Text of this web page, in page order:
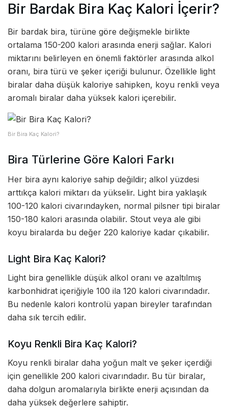
Bir Bardak Bira Kaç Kalori İçerir?
Bir bardak bira, türüne göre değişmekle birlikte
ortalama 150-200 kalori arasında enerji sağlar. Kalori
miktarını belirleyen en önemli faktörler arasında alkol
oranı, bira türü ve şeker içeriği bulunur. Özellikle light
biralar daha düşük kaloriye sahipken, koyu renkli veya
aromalı biralar daha yüksek kalori içerebilir.
Bir Bira Kaç Kalori?
Bira Türlerine Göre Kalori Farkı
Her bira aynı kaloriye sahip değildir; alkol yüzdesi
arttıkça kalori miktarı da yükselir. Light bira yaklaşık
100-120 kalori civarındayken, normal pilsner tipi biralar
150-180 kalori arasında olabilir. Stout veya ale gibi
koyu biralarda bu değer 220 kaloriye kadar çıkabilir.
Light Bira Kaç Kalori?
Light bira genellikle düşük alkol oranı ve azaltılmış
karbonhidrat içeriğiyle 100 ila 120 kalori civarındadır.
Bu nedenle kalori kontrolü yapan bireyler tarafından
daha sık tercih edilir.
Koyu Renkli Bira Kaç Kalori?
Koyu renkli biralar daha yoğun malt ve şeker içerdiği
için genellikle 200 kalori civarındadır. Bu tür biralar,
daha dolgun aromalarıyla birlikte enerji açısından da
daha yüksek değerlere sahiptir.